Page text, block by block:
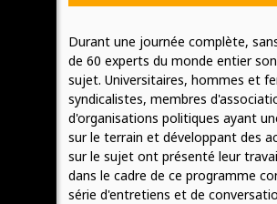
Durant une journée complète,
de 60 experts du monde entier
sujet. Universitaires, hommes et
syndicalistes, membres
d'organisations politiques ayant
sur le terrain et développant des
sur le sujet ont présenté leur
dans le cadre de ce programme
série d'entretiens et de